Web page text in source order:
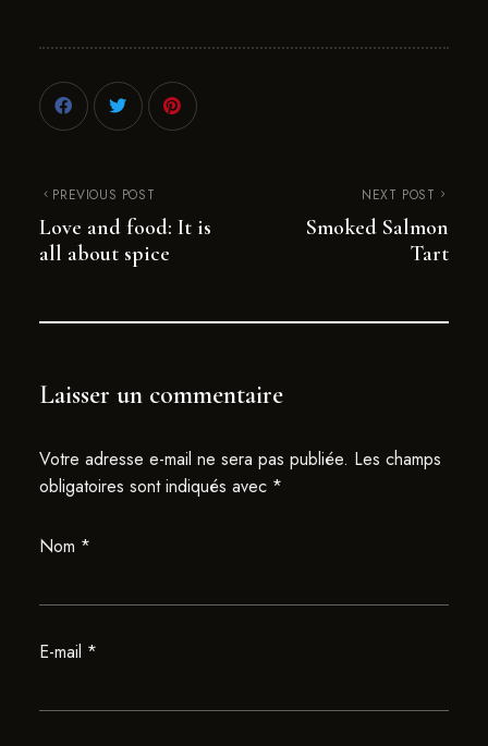
PREVIOUS POST
Love and food: It is
all about spice
NEXT POST
Smoked Salmon
Tart
Laisser un commentaire
Votre adresse e-mail ne sera pas publiée. Les champs
obligatoires sont indiqués avec *
Nom *
E-mail *